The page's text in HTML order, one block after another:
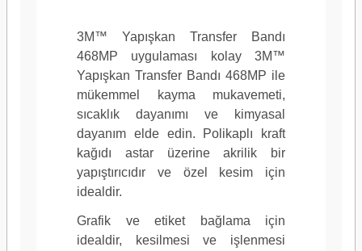
3M™ Yapışkan Transfer Bandı
468MP uygulaması kolay 3M™
Yapışkan Transfer Bandı 468MP ile
mükemmel kayma mukavemeti,
sıcaklık dayanımı ve kimyasal
dayanım elde edin. Polikaplı kraft
kağıdı astar üzerine akrilik bir
yapıştırıcıdır ve özel kesim için
idealdir.
Grafik ve etiket bağlama için
idealdir, kesilmesi ve işlenmesi